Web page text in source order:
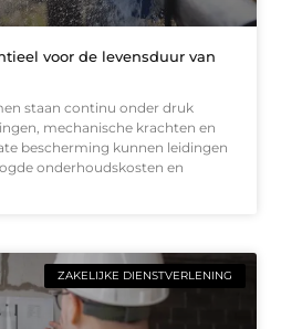
voor de levensduur van
staan continu onder druk
mechanische krachten en
bescherming kunnen leidingen
onderhoudskosten en
ZAKELIJKE DIENSTVERLENING